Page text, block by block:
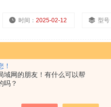
！
域网的朋友！有什么可以帮
吗？
时间： 2025-02-12 型号
STA8122（TG-DSC）日本理
日本理学同步热分析当材料的物理
热分析是材料科学的一个分支。分
（DSC）和热-力法或热机械分析（